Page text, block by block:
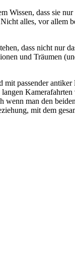
Wissen, dass sie nur
alles, vor allem
dass nicht nur
und Träumen
passender
Kamerafahrten
wenn man den
mit dem